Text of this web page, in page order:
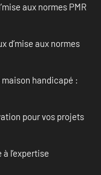
aux normes PMR
d’mise aux normes
maison handicapé :
pour vos projets
l’expertise